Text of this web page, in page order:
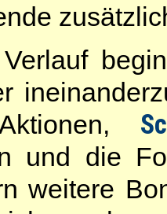
und die
weitere